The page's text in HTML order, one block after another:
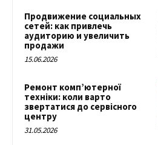
Продвижение социальных
сетей: как привлечь
аудиторию и увеличить
продажи
15.06.2026
Ремонт комп’ютерної
техніки: коли варто
звертатися до сервісного
центру
31.05.2026